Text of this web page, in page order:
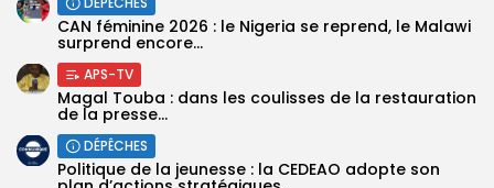
‎CAN féminine 2026 : le Nigeria se reprend, le Malawi
surprend encore...
APS-TV
Magal Touba : dans les coulisses de la restauration
de la presse...
DÉPÊCHES
Politique de la jeunesse : la CEDEAO adopte son